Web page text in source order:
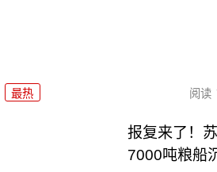
最热 阅读
报复来了！
7000吨粮船